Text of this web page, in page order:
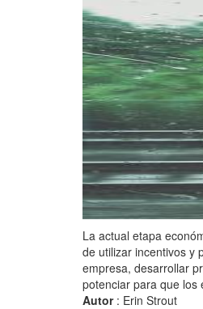
La actual etapa
de utilizar incentivos y
empresa, desarrollar
potenciar para que los
Autor : Erin Strout